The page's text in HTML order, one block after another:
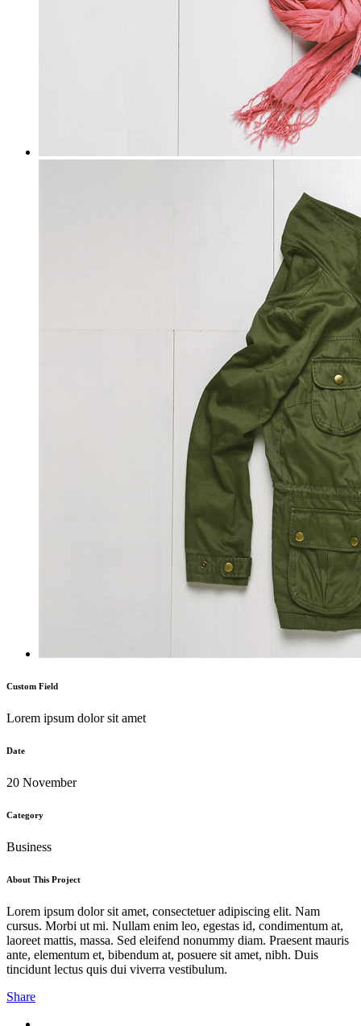
Custom Field
Lorem ipsum dolor sit amet
Date
20 November
Category
Business
About This Project
Lorem ipsum dolor sit amet, consectetuer adipiscing elit. Nam
cursus. Morbi ut mi. Nullam enim leo, egestas id, condimentum at,
laoreet mattis, massa. Sed eleifend nonummy diam. Praesent mauris
ante, elementum et, bibendum at, posuere sit amet, nibh. Duis
tincidunt lectus quis dui viverra vestibulum.
Share